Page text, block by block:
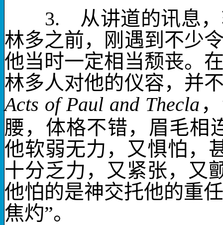
3. 从讲道的讯息，
林多之前，刚遇到不少
他当时一定相当颓丧。
林多人对他的仪容，并
Acts of Paul and Thecla
腰，体格不错，眉毛相
他软弱无力，又惧怕，
十分乏力，又紧张，又
他怕的是神交托他的重
焦灼”。